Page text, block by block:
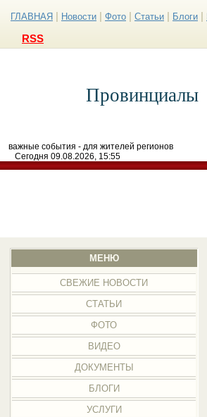
ГЛАВНАЯ Новости Фото Статьи Блоги
RSS
Провинциалы
важные события - для жителей регионов
Сегодня 09.08.2026, 15:55
МЕНЮ
СВЕЖИЕ НОВОСТИ
СТАТЬИ
ФОТО
ВИДЕО
ДОКУМЕНТЫ
БЛОГИ
УСЛУГИ